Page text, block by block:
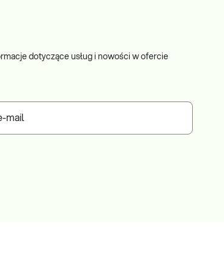
dotyczące usług i nowości w ofercie
mail